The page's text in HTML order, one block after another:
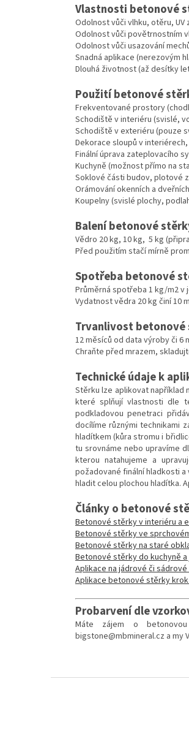
Vlastnosti betonové
Odolnost vůči vlhku, otěru, UV
Odolnost vůči povětrnostním
Odolnost vůči usazování
Snadná aplikace (nerezovým
Dlouhá životnost (až desítky
Použití betonové
Frekventované prostory
Schodiště v interiéru (svislé,
Schodiště v exteriéru (pouze
Dekorace sloupů v
Finální úprava zateplovacího
Kuchyně (možnost přímo na
Soklové části budov, plotové
Orámování okenních a
Koupelny (svislé plochy,
Balení betonové
Vědro 20 kg, 10 kg, 5 kg
Před použitím stačí mírně
Spotřeba betonové
Průměrná spotřeba 1 kg/m2 v
Vydatnost vědra 20 kg činí 10
Trvanlivost betonové
12 měsíců od data výroby či 6
Chraňte před mrazem,
Technické údaje k
Stěrku lze aplikovat například
které splňují vlastnosti dle
podkladovou penetraci
docílíme různými technikami
hladítkem (kůra stromu i
tu srovnáme nebo upravíme
kterou natahujeme a
požadované finální hladkosti
hladit celou plochou hladítka.
Články o betonové
Betonové stěrky v interiéru a
Betonové stěrky ve
Betonové stěrky na staré
Betonové stěrky do kuchyně a
Aplikace na jádrové či
Aplikace betonové stěrky
Probarvení dle
Máte zájem o
bigstone@mbmineral.cz a my